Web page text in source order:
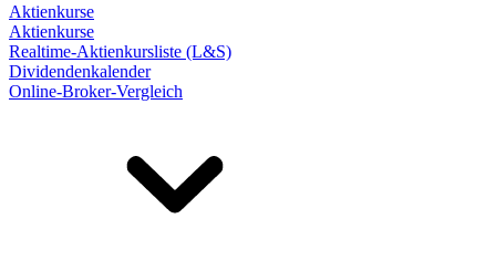
Aktienkurse
Aktienkurse
Realtime-Aktienkursliste (L&S)
Dividendenkalender
Online-Broker-Vergleich